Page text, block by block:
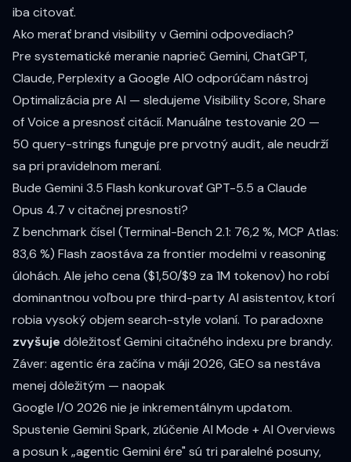
iba citovať.
Ako merať brand visibility v Gemini odpovediach?
Pre systematické meranie naprieč Gemini, ChatGPT,
Claude, Perplexity a Google AIO odporúčam nástroj
Optimalizácia pre AI — sledujeme Visibility Score, Share
of Voice a presnosť citácií. Manuálne testovanie 20 —
50 query-strings funguje pre prvotný audit, ale neudrží
sa pri pravidelnom meraní.
Bude Gemini 3.5 Flash konkurovať GPT-5.5 a Claude
Opus 4.7 v citačnej presnosti?
Z benchmark čísel (Terminal-Bench 2.1: 76,2 %, MCP Atlas:
83,6 %) Flash zaostáva za frontier modelmi v reasoning
úlohách. Ale jeho cena ($1,50/$9 za 1M tokenov) ho robí
dominantnou voľbou pre third-party AI asistentov, ktorí
robia vysoký objem search-style volaní. To paradoxne
zvyšuje dôležitosť Gemini citačného indexu pre brandy.
Záver: agentic éra začína v máji 2026, GEO sa nestáva
menej dôležitým — naopak
Google I/O 2026 nie je inkrementálnym updatom.
Spustenie Gemini Spark, zlúčenie AI Mode + AI Overviews
a posun k „agentic Gemini ére" sú tri paralelné posuny,